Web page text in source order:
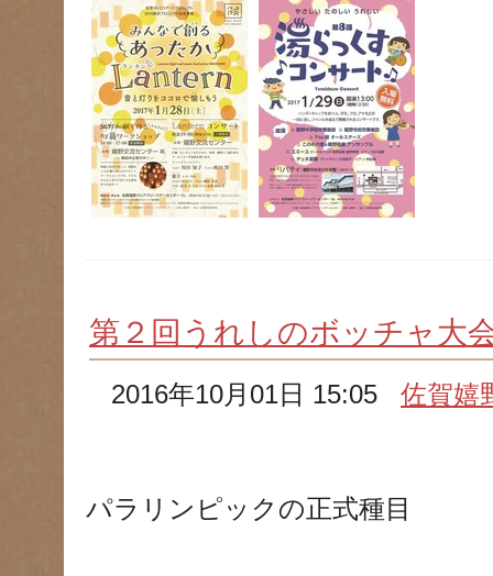
第２回うれしのボッチャ大
2016年10月01日 15:05佐賀嬉
パラリンピックの正式種目